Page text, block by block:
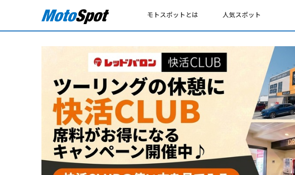
モトスポットとは 人気スポット